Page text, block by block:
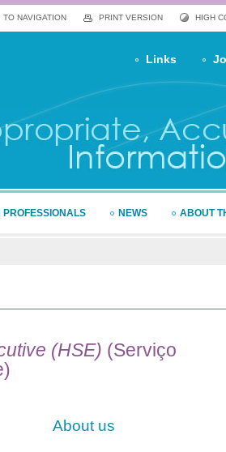
TO NAVIGATION PRINT VERSION HIGH
(HSE) (Serviço
About us
PROFESSIONALS NEWS ABOUT
Links